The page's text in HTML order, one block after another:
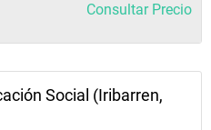
Consultar Precio
Social (Iribarren,